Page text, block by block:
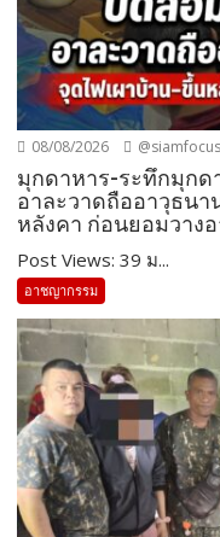
08/08/2026
มุกดาหาร-ระทึกมุกด
อาละวาดถืออาวุธนา
หลังคา ก่อนยอมวาง
Post Views: 39 ม...
อาชญากรรม